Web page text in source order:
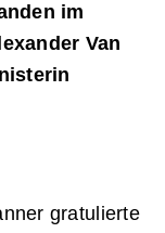
im
Van
gratulierte